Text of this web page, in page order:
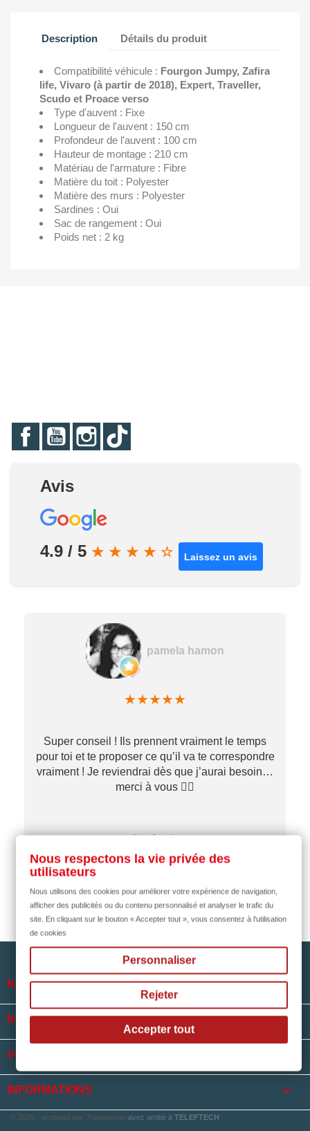
Description Détails du produit
Compatibilité véhicule : Fourgon Jumpy, Zafira
life, Vivaro (à partir de 2018), Expert, Traveller,
Scudo et Proace verso
Type d'auvent : Fixe
Longueur de l'auvent : 150 cm
Profondeur de l'auvent : 100 cm
Hauteur de montage : 210 cm
Matériau de l'armature : Fibre
Matière du toit : Polyester
Matière des murs : Polyester
Sardines : Oui
Sac de rangement : Oui
Poids net : 2 kg
FacebookYouTubeInstagram
Avis
4.9 / 5 ★ ★ ★ ★ ☆ Laissez un avis
pamela hamon
★★★★★
Super conseil ! Ils prennent vraiment le temps
pour toi et te proposer ce qu’il va te correspondre
vraiment ! Je reviendrai dès que j’aurai besoin…
merci à vous ✌🏼
il y a 1 mois
NOTRE SOCIÉTÉ 
NOS HORAIRES 
VOTRE COMPTE
INFORMATIONS keyboard_arrow_down
© 2026 - propulsé par Toupourvan avec amitié à TELEFTECH
Nous respectons la vie privée des
utilisateurs
Nous utilisons des cookies pour améliorer votre expérience de navigation,
afficher des publicités ou du contenu personnalisé et analyser le trafic du
site. En cliquant sur le bouton « Accepter tout », vous consentez à l'utilisation
de cookies
Personnaliser
Rejeter
Accepter tout